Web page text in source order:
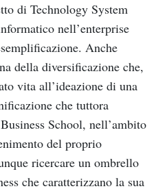
di Technology System
nell’enterprise
Anche
della diversificazione che,
vita all’ideazione di una
che tuttora
School, nell’ambito
del proprio
ricercare un ombrello
che caratterizzano la sua